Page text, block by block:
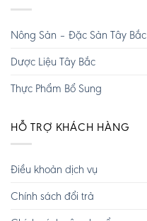
Nông Sản – Đặc Sản Tây Bắc
Dược Liệu Tây Bắc
Thực Phẩm Bổ Sung
HỖ TRỢ KHÁCH HÀNG
Điều khoản dịch vụ
Chính sách đổi trả